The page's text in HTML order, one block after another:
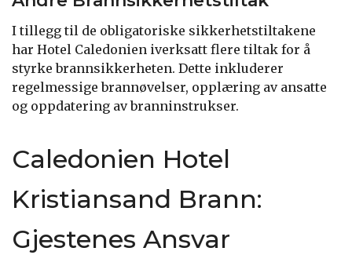
I tillegg til de obligatoriske sikkerhetstiltakene
har Hotel Caledonien iverksatt flere tiltak for å
styrke brannsikkerheten. Dette inkluderer
regelmessige brannøvelser, opplæring av ansatte
og oppdatering av branninstrukser.
Caledonien Hotel
Kristiansand Brann:
Gjestenes Ansvar